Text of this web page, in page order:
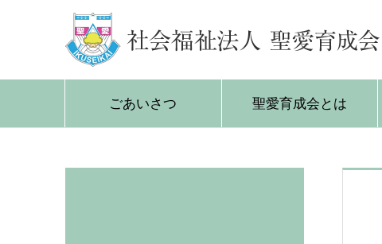
ごあいさつ 聖愛育成会とは